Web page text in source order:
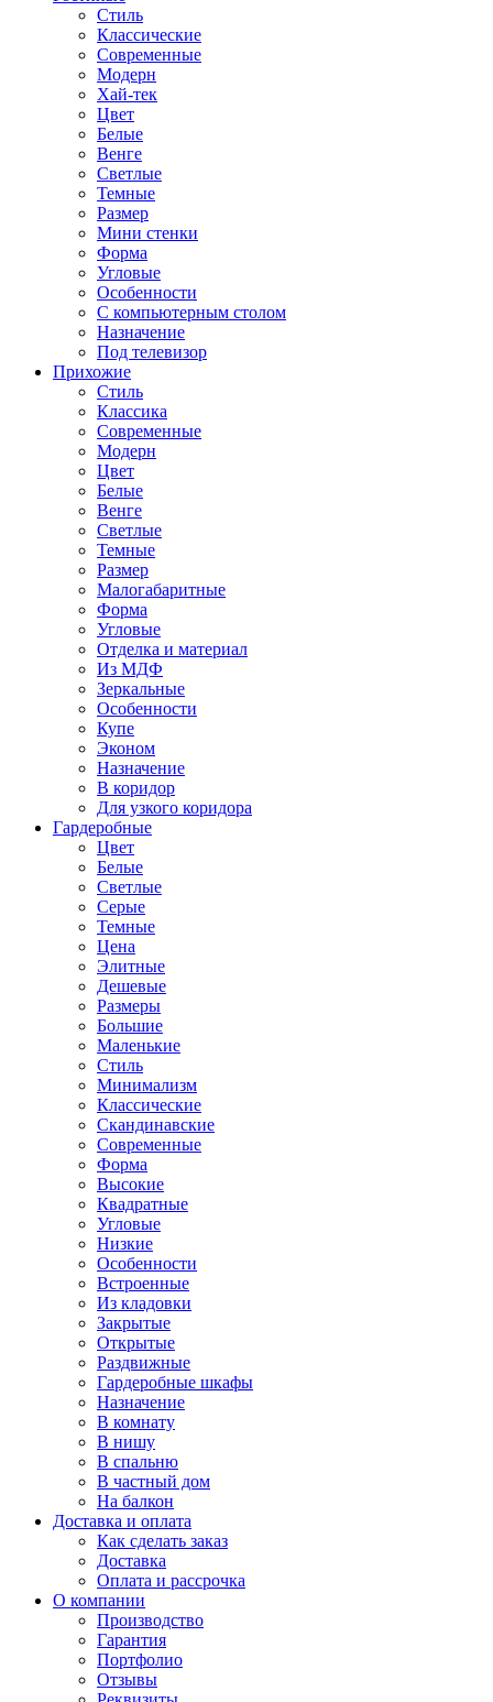
Стиль
Классические
Современные
Модерн
Хай-тек
Цвет
Белые
Венге
Светлые
Темные
Размер
Мини стенки
Форма
Угловые
Особенности
С компьютерным столом
Назначение
Под телевизор
Прихожие
Стиль
Классика
Современные
Модерн
Цвет
Белые
Венге
Светлые
Темные
Размер
Малогабаритные
Форма
Угловые
Отделка и материал
Из МДФ
Зеркальные
Особенности
Купе
Эконом
Назначение
В коридор
Для узкого коридора
Гардеробные
Цвет
Белые
Светлые
Серые
Темные
Цена
Элитные
Дешевые
Размеры
Большие
Маленькие
Стиль
Минимализм
Классические
Скандинавские
Современные
Форма
Высокие
Квадратные
Угловые
Низкие
Особенности
Встроенные
Из кладовки
Закрытые
Открытые
Раздвижные
Гардеробные шкафы
Назначение
В комнату
В нишу
В спальню
В частный дом
На балкон
Доставка и оплата
Как сделать заказ
Доставка
Оплата и рассрочка
О компании
Производство
Гарантия
Портфолио
Отзывы